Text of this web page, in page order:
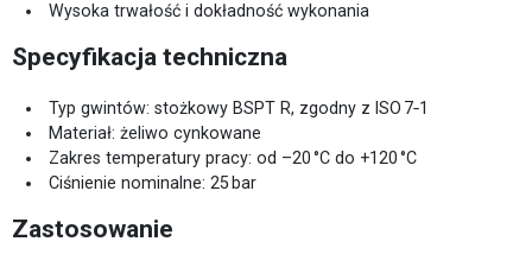
Wysoka trwałość i dokładność wykonania
Specyfikacja techniczna
Typ gwintów: stożkowy BSPT R, zgodny z ISO 7‑1
Materiał: żeliwo cynkowane
Zakres temperatury pracy: od –20 °C do +120 °C
Ciśnienie nominalne: 25 bar
Zastosowanie